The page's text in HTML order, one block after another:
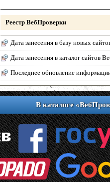
Реестр ВебПроверки
Дата занесения в базу новых
Дата занесения в каталог сайтов
Последнее обновление
В каталоге